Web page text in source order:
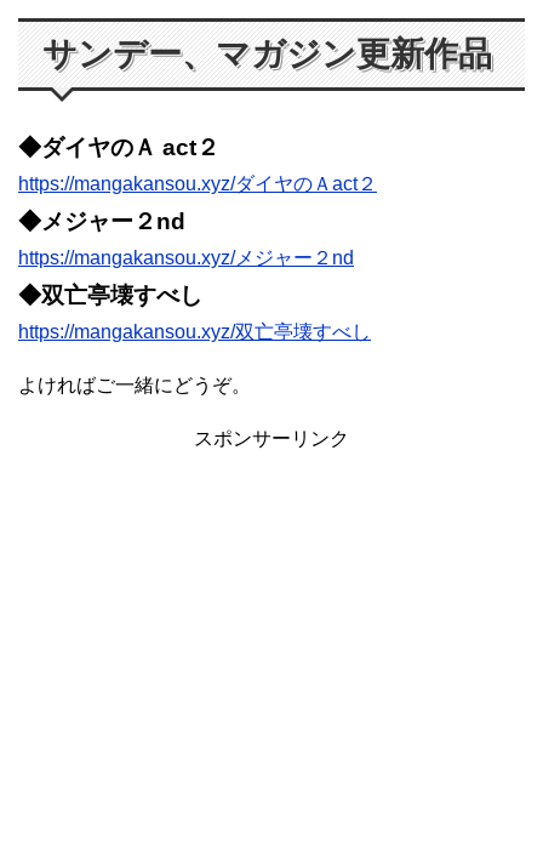
サンデー、マガジン更新作品
◆ダイヤのＡ act２
https://mangakansou.xyz/ダイヤのＡact２
◆メジャー２nd
https://mangakansou.xyz/メジャー２nd
◆双亡亭壊すべし
https://mangakansou.xyz/双亡亭壊すべし
よければご一緒にどうぞ。
スポンサーリンク